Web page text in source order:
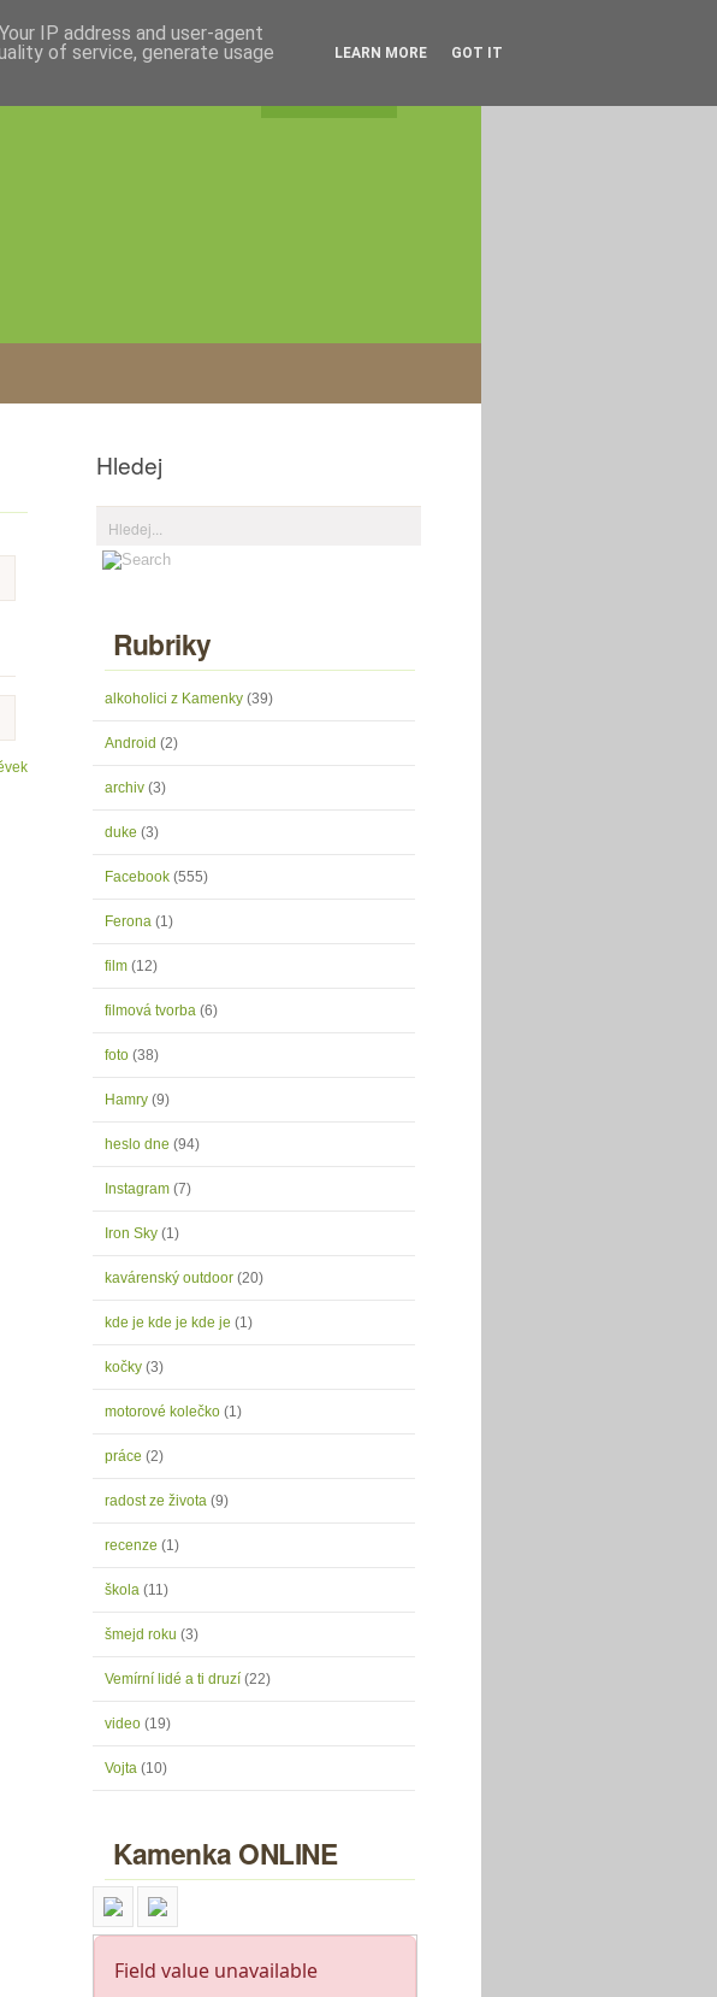
Hledej
Rubriky
alkoholici z Kamenky (39)
Android (2)
archiv (3)
duke (3)
Facebook (555)
Ferona (1)
film (12)
filmová tvorba (6)
foto (38)
Hamry (9)
heslo dne (94)
Instagram (7)
Iron Sky (1)
kavárenský outdoor (20)
kde je kde je kde je (1)
kočky (3)
motorové kolečko (1)
práce (2)
radost ze života (9)
recenze (1)
škola (11)
šmejd roku (3)
Vemírní lidé a ti druzí (22)
video (19)
Vojta (10)
Kamenka ONLINE
IP address and user-agent
of service, generate usage
LEARN MORE GOT IT